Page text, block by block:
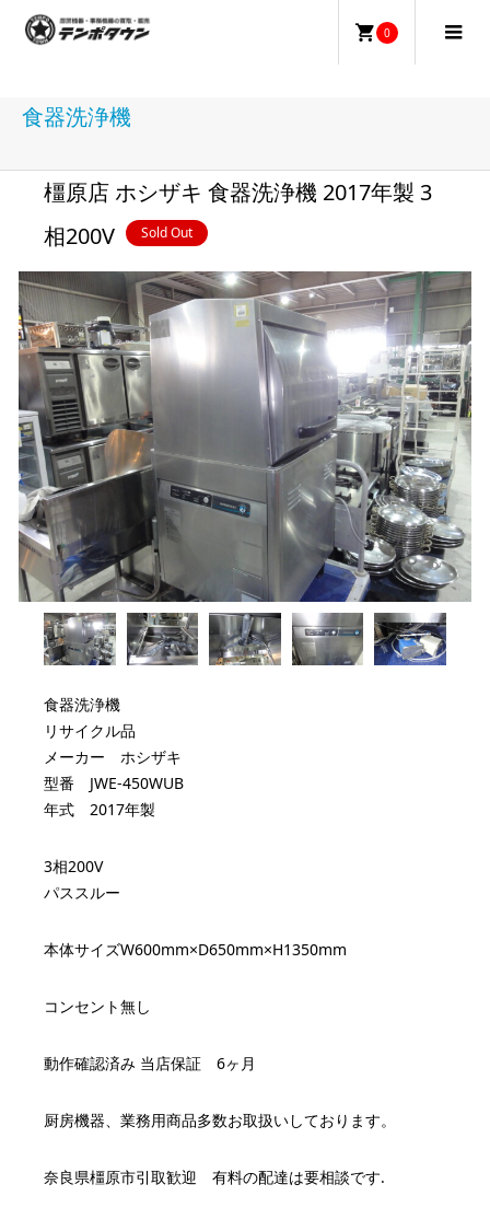
0
食器洗浄機
橿原店 ホシザキ 食器洗浄機 2017年製 3
相200V
Sold Out
食器洗浄機
リサイクル品
メーカー ホシザキ
型番 JWE-450WUB
年式 2017年製
3相200V
パススルー
本体サイズW600mm×D650mm×H1350mm
コンセント無し
動作確認済み 当店保証 6ヶ月
厨房機器、業務用商品多数お取扱いしております。
奈良県橿原市引取歓迎 有料の配達は要相談です.